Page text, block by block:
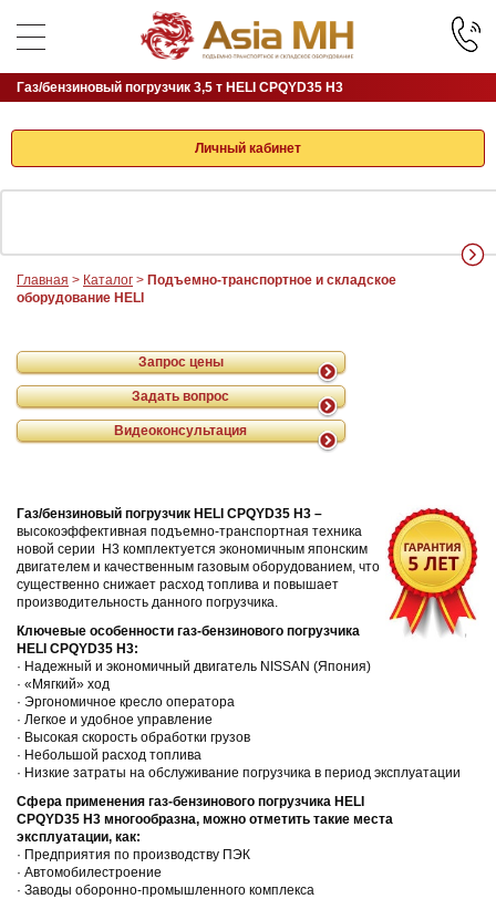
Личный кабинет
Главная > Каталог > Подъемно-транспортное и складское
оборудование HELI
Газ/бензиновый погрузчик 3,5 т HELI CPQYD35 H3
Запрос цены
Задать вопрос
Видеоконсультация
Газ/бензиновый погрузчик HELI CPQYD35 H3 –
высокоэффективная подъемно-транспортная техника
новой серии H3 комплектуется экономичным японским
двигателем и качественным газовым оборудованием, что
существенно снижает расход топлива и повышает
производительность данного погрузчика.
Ключевые особенности газ-бензинового погрузчика
HELI CPQYD35 H3:
· Надежный и экономичный двигатель NISSAN (Япония)
· « Мягкий» ход
· Эргономичное кресло оператора
· Легкое и удобное управление
· Высокая скорость обработки грузов
· Небольшой расход топлива
· Низкие затраты на обслуживание погрузчика в период эксплуатации
Сфера применения газ-бензинового погрузчика HELI
CPQYD35 H3 многообразна, можно отметить такие места
эксплуатации, как:
· Предприятия по производству ПЭК
· Автомобилестроение
· Заводы оборонно-промышленного комплекса